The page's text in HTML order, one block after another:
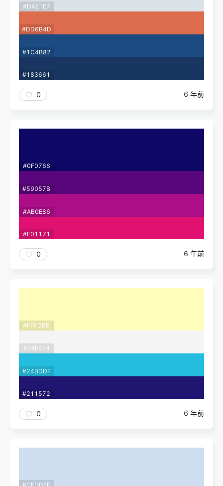
#DAE1E7
#DD6B4D
#1C4B82
#183661
0 6 年前
#0F0766
#59057B
#AB0E86
#E01171
0 6 年前
#FFFDBB
#F4F4F4
#24BDDF
#211572
0 6 年前